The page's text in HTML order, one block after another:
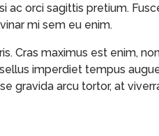
ac orci sagittis pretium.
mi sem eu enim.
Cras maximus est enim,
imperdiet tempus
gravida arcu tortor, at